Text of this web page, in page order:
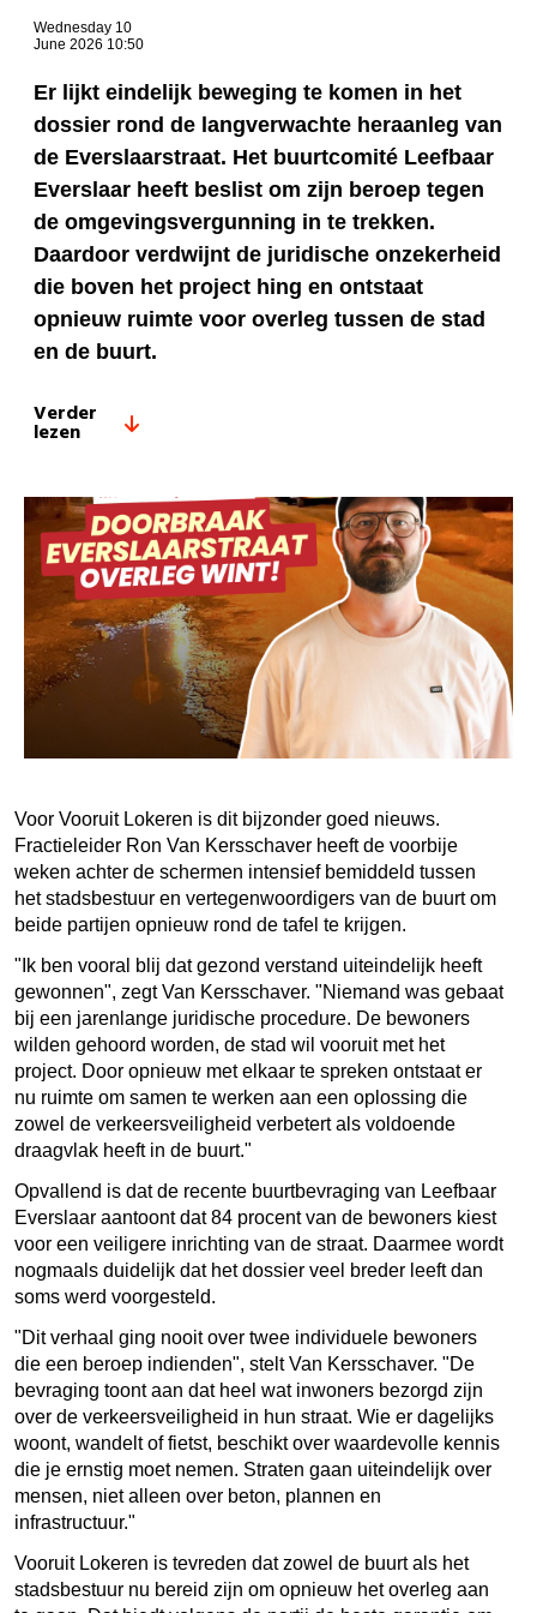
Wednesday 10
June 2026 10:50
Er lijkt eindelijk beweging te komen in het
dossier rond de langverwachte heraanleg van
de Everslaarstraat. Het buurtcomité Leefbaar
Everslaar heeft beslist om zijn beroep tegen
de omgevingsvergunning in te trekken.
Daardoor verdwijnt de juridische onzekerheid
die boven het project hing en ontstaat
opnieuw ruimte voor overleg tussen de stad
en de buurt.
Verder
lezen
Voor Vooruit Lokeren is dit bijzonder goed nieuws.
Fractieleider Ron Van Kersschaver heeft de voorbije
weken achter de schermen intensief bemiddeld tussen
het stadsbestuur en vertegenwoordigers van de buurt om
beide partijen opnieuw rond de tafel te krijgen.
"Ik ben vooral blij dat gezond verstand uiteindelijk heeft
gewonnen", zegt Van Kersschaver. "Niemand was gebaat
bij een jarenlange juridische procedure. De bewoners
wilden gehoord worden, de stad wil vooruit met het
project. Door opnieuw met elkaar te spreken ontstaat er
nu ruimte om samen te werken aan een oplossing die
zowel de verkeersveiligheid verbetert als voldoende
draagvlak heeft in de buurt."
Opvallend is dat de recente buurtbevraging van Leefbaar
Everslaar aantoont dat 84 procent van de bewoners kiest
voor een veiligere inrichting van de straat. Daarmee wordt
nogmaals duidelijk dat het dossier veel breder leeft dan
soms werd voorgesteld.
"Dit verhaal ging nooit over twee individuele bewoners
die een beroep indienden", stelt Van Kersschaver. "De
bevraging toont aan dat heel wat inwoners bezorgd zijn
over de verkeersveiligheid in hun straat. Wie er dagelijks
woont, wandelt of fietst, beschikt over waardevolle kennis
die je ernstig moet nemen. Straten gaan uiteindelijk over
mensen, niet alleen over beton, plannen en
infrastructuur."
Vooruit Lokeren is tevreden dat zowel de buurt als het
stadsbestuur nu bereid zijn om opnieuw het overleg aan